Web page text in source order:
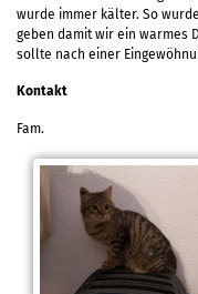
wurde immer kälter. So
geben damit wir ein warmes
sollte nach einer
Kontakt
Fam.